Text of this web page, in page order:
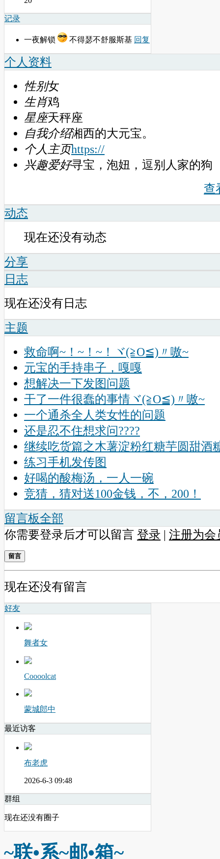
记录
一夜解锁 不得瑟不舒服斯基 回复
个人资料
性别女
生肖鸡
星座天秤座
自我介绍湘西的大元宝。
个人主页https://
兴趣爱好寻宝，泡妞，逗别人家的狗
查
动态
现在还没有动态
分享
日志
现在还没有日志
主题
救命啊~！~！~！ヾ(≧O≦)〃嗷~
元宝的手持串子，嘎嘎
想解决一下发图问题
干了一件很蠢的事情ヾ(≧O≦)〃嗷~
一个通杀全人类女性的问题
还是忍不住想求问????
继续吃货篇之木薯淀粉红糖芋圆甜酒
练习手机发传图
好喝的酸梅汤，一人一碗
竞猜，猜对送100金钱，不，200！
留言板全部
你需要登录后才可以留言 登录 | 注册为会
留言
现在还没有留言
好友
舞者女
Coooolcat
蒙城郎中
最近访客
布老虎
2026-6-3 09:48
群组
现在还没有圈子
~联•系~邮•箱~